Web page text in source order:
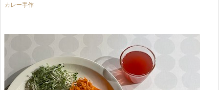
カレー手作